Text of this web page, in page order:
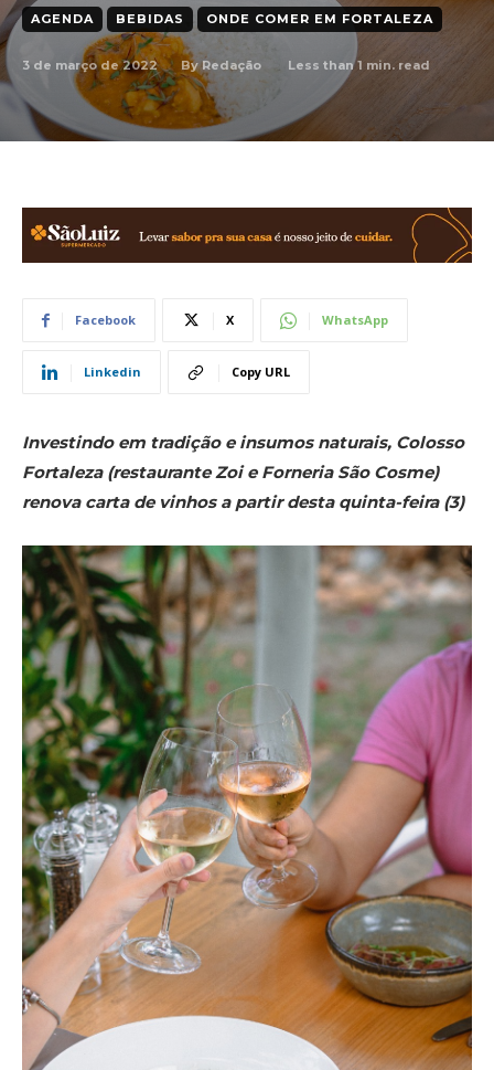
AGENDA BEBIDAS ONDE COMER EM FORTALEZA
3 de março de 2022 By Redação Less than 1 min. read
Facebook X WhatsApp
Linkedin Copy URL
Investindo em tradição e insumos naturais, Colosso
Fortaleza (restaurante Zoi e Forneria São Cosme)
renova carta de vinhos a partir desta quinta-feira (3)